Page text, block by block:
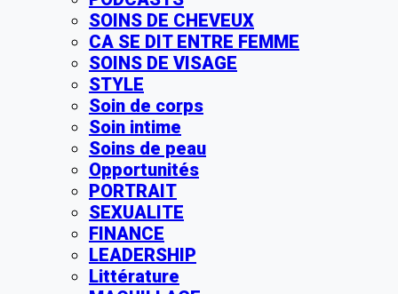
SOINS DE CHEVEUX
CA SE DIT ENTRE FEMME
SOINS DE VISAGE
STYLE
Soin de corps
Soin intime
Soins de peau
Opportunités
PORTRAIT
SEXUALITE
FINANCE
LEADERSHIP
Littérature